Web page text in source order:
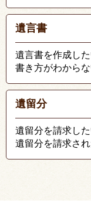
遺言書
遺言書を作成した
書き方がわからな
遺留分
遺留分を請求した
遺留分を請求され